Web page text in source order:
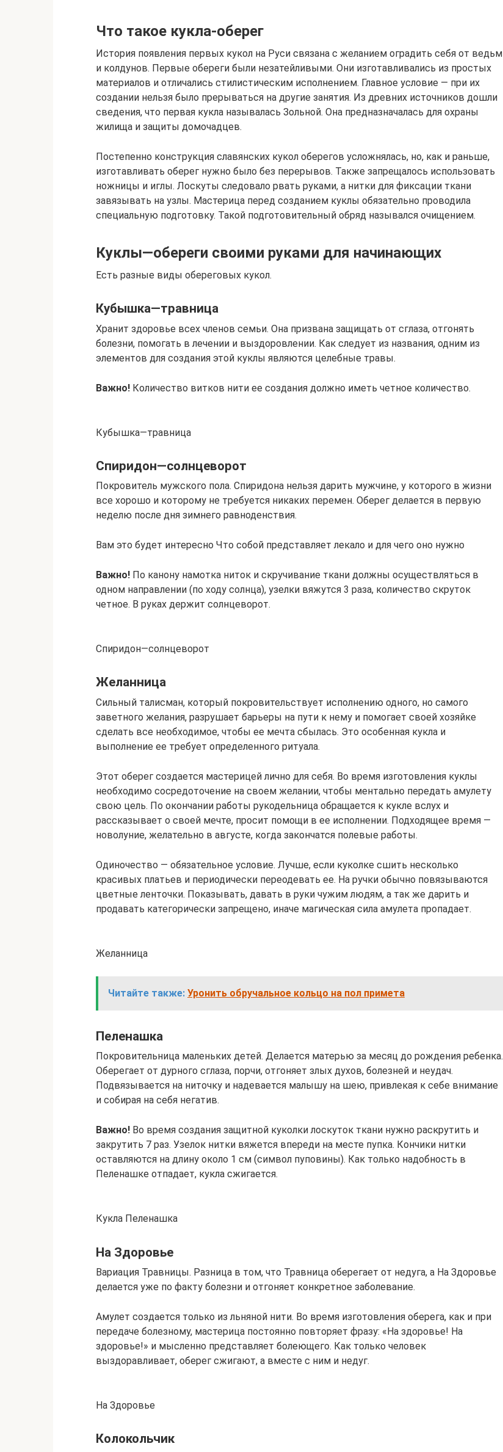
Что такое кукла-оберег
История появления первых кукол на Руси связана с желанием оградить себя от ведьм
и колдунов. Первые обереги были незатейливыми. Они изготавливались из простых
материалов и отличались стилистическим исполнением. Главное условие — при их
создании нельзя было прерываться на другие занятия. Из древних источников дошли
сведения, что первая кукла называлась Зольной. Она предназначалась для охраны
жилища и защиты домочадцев.
Постепенно конструкция славянских кукол оберегов усложнялась, но, как и раньше,
изготавливать оберег нужно было без перерывов. Также запрещалось использовать
ножницы и иглы. Лоскуты следовало рвать руками, а нитки для фиксации ткани
завязывать на узлы. Мастерица перед созданием куклы обязательно проводила
специальную подготовку. Такой подготовительный обряд назывался очищением.
Куклы—обереги своими руками для начинающих
Есть разные виды обереговых кукол.
Кубышка—травница
Хранит здоровье всех членов семьи. Она призвана защищать от сглаза, отгонять
болезни, помогать в лечении и выздоровлении. Как следует из названия, одним из
элементов для создания этой куклы являются целебные травы.
Важно! Количество витков нити ее создания должно иметь четное количество.
Кубышка—травница
Спиридон—солнцеворот
Покровитель мужского пола. Спиридона нельзя дарить мужчине, у которого в жизни
все хорошо и которому не требуется никаких перемен. Оберег делается в первую
неделю после дня зимнего равноденствия.
Вам это будет интересно Что собой представляет лекало и для чего оно нужно
Важно! По канону намотка ниток и скручивание ткани должны осуществляться в
одном направлении (по ходу солнца), узелки вяжутся 3 раза, количество скруток
четное. В руках держит солнцеворот.
Спиридон—солнцеворот
Желанница
Сильный талисман, который покровительствует исполнению одного, но самого
заветного желания, разрушает барьеры на пути к нему и помогает своей хозяйке
сделать все необходимое, чтобы ее мечта сбылась. Это особенная кукла и
выполнение ее требует определенного ритуала.
Этот оберег создается мастерицей лично для себя. Во время изготовления куклы
необходимо сосредоточение на своем желании, чтобы ментально передать амулету
свою цель. По окончании работы рукодельница обращается к кукле вслух и
рассказывает о своей мечте, просит помощи в ее исполнении. Подходящее время —
новолуние, желательно в августе, когда закончатся полевые работы.
Одиночество — обязательное условие. Лучше, если куколке сшить несколько
красивых платьев и периодически переодевать ее. На ручки обычно повязываются
цветные ленточки. Показывать, давать в руки чужим людям, а так же дарить и
продавать категорически запрещено, иначе магическая сила амулета пропадает.
Желанница
Читайте также: Уронить обручальное кольцо на пол примета
Пеленашка
Покровительница маленьких детей. Делается матерью за месяц до рождения ребенка.
Оберегает от дурного сглаза, порчи, отгоняет злых духов, болезней и неудач.
Подвязывается на ниточку и надевается малышу на шею, привлекая к себе внимание
и собирая на себя негатив.
Важно! Во время создания защитной куколки лоскуток ткани нужно раскрутить и
закрутить 7 раз. Узелок нитки вяжется впереди на месте пупка. Кончики нитки
оставляются на длину около 1 см (символ пуповины). Как только надобность в
Пеленашке отпадает, кукла сжигается.
Кукла Пеленашка
На Здоровье
Вариация Травницы. Разница в том, что Травница оберегает от недуга, а На Здоровье
делается уже по факту болезни и отгоняет конкретное заболевание.
Амулет создается только из льняной нити. Во время изготовления оберега, как и при
передаче болезному, мастерица постоянно повторяет фразу: «На здоровье! На
здоровье!» и мысленно представляет болеющего. Как только человек
выздоравливает, оберег сжигают, а вместе с ним и недуг.
На Здоровье
Колокольчик